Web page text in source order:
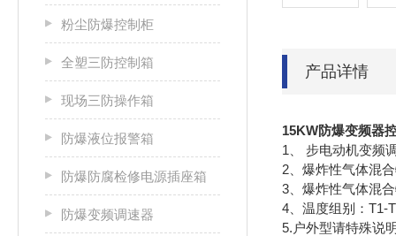
粉尘防爆控制柜
全塑三防控制箱
现场三防操作箱
防爆液位报警箱
防爆防腐检修电源插座箱
防爆变频调速器
产品详情
15KW防爆变频器
1、 步电动机变频
2、爆炸性气体混
3、爆炸性气体混
4、温度组别：T1-
5.户外型请特殊说